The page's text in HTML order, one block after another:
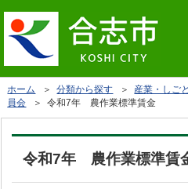
ホーム ＞分類から探す ＞ 産業・しご
員会 ＞ 令和7年 農作業標準賃金
令和7年 農作業標準賃